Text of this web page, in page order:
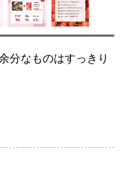
分なものはすっきり